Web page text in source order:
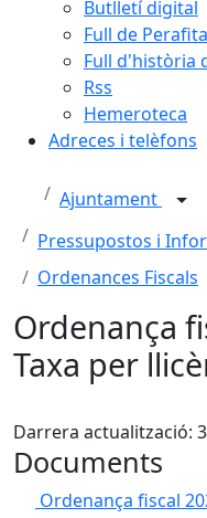
Butlletí digital
Full de Perafita
Full d'història
Rss
Hemeroteca
Adreces i telèfons
Ajuntament
Pressupostos i
Ordenances Fiscals
Ordenança
Taxa per
Darrera actualització:
Documents
Ordenança fiscal